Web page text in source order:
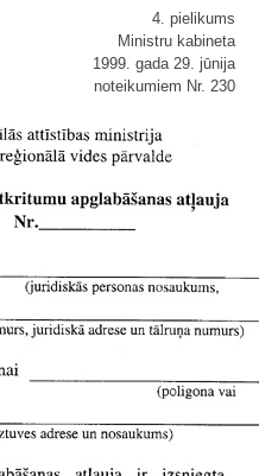
4. pielikums
Ministru kabineta
1999. gada 29. jūnija
noteikumiem Nr. 230